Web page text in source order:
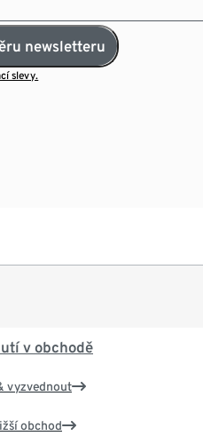
newsletteru
slevy.
v obchodě
vyzvednout
obchod